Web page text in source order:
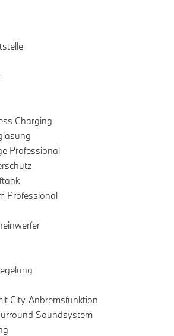
Charging
Professional
Professional
City-Anbremsfunktion
Soundsystem